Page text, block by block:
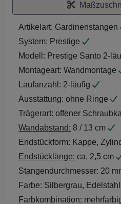
Artikelart: Gardinenstangen
System: Prestige
Modell: Prestige Santo 2-
Montageart: Wandmontage
Laufanzahl: 2-läufig
Ausstattung: ohne Ringe
Trägerart: offener
Wandabstand: 8 / 13 cm
Endstückform: Kappe,
Endstücklänge: ca. 2,5 cm
Stangendurchmesser: 20
Farbe: Silbergrau,
Farbkombination: